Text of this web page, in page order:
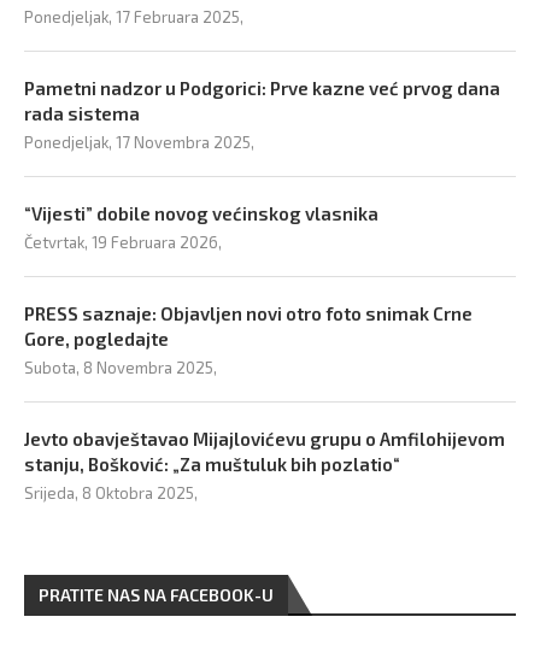
Ponedjeljak, 17 Februara 2025,
Pametni nadzor u Podgorici: Prve kazne već prvog dana
rada sistema
Ponedjeljak, 17 Novembra 2025,
“Vijesti” dobile novog većinskog vlasnika
Četvrtak, 19 Februara 2026,
PRESS saznaje: Objavljen novi otro foto snimak Crne
Gore, pogledajte
Subota, 8 Novembra 2025,
Jevto obavještavao Mijajlovićevu grupu o Amfilohijevom
stanju, Bošković: „Za muštuluk bih pozlatio“
Srijeda, 8 Oktobra 2025,
PRATITE NAS NA FACEBOOK-U